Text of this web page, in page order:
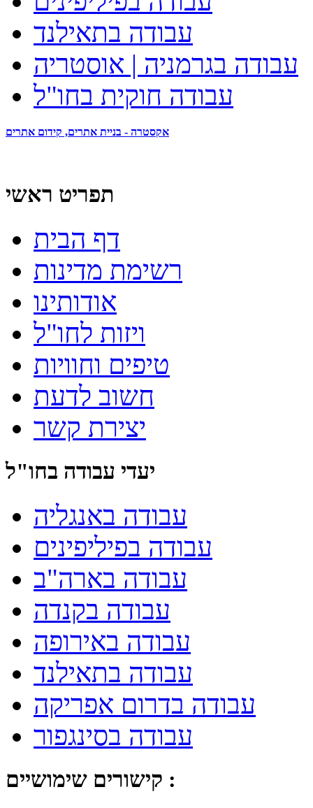
עבודה בתאילנד
עבודה בגרמניה | אוסטריה
עבודה חוקית בחו"ל
אקסטרה - בניית אתרים, קידום אתרים
תפריט ראשי
דף הבית
רשימת מדינות
אודותינו
ויזות לחו"ל
טיפים וחוויות
חשוב לדעת
יצירת קשר
יעדי עבודה בחו"ל
עבודה באנגליה
עבודה בפיליפינים
עבודה בארה"ב
עבודה בקנדה
עבודה באירופה
עבודה בתאילנד
עבודה בדרום אפריקה
עבודה בסינגפור
קישורים שימושיים :